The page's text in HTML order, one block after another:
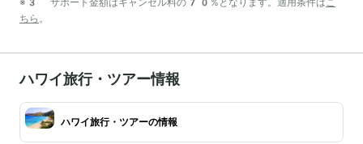
※3 サポート金額はキャンセル料の70%となります。適用条件はこ
ちら 。
ハワイ旅行・ツアー情報
ハワイ旅行・ツアーの情報